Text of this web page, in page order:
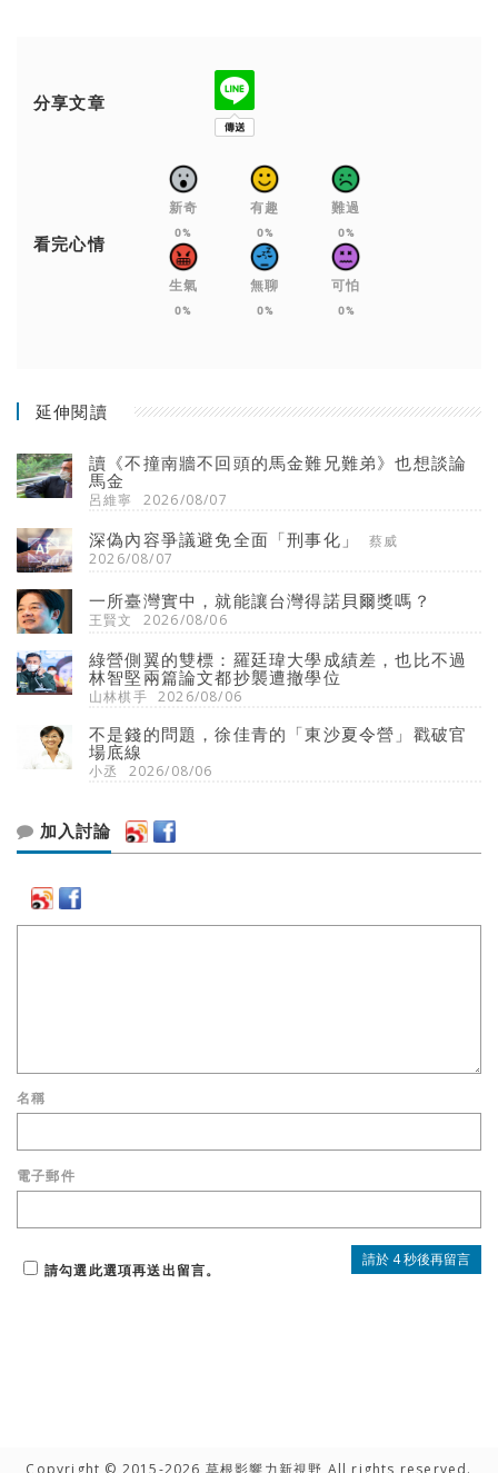
分享文章
看完心情
新奇
0%
有趣
0%
難過
0%
生氣
0%
無聊
0%
可怕
0%
延伸閱讀
讀《不撞南牆不回頭的馬金難兄難弟》也想談論
馬金
呂維寧 2026/08/07
深偽內容爭議避免全面「刑事化」
蔡威
2026/08/07
一所臺灣實中，就能讓台灣得諾貝爾獎嗎？
王賢文 2026/08/06
綠營側翼的雙標：羅廷瑋大學成績差，也比不過
林智堅兩篇論文都抄襲遭撤學位
山林棋手 2026/08/06
不是錢的問題，徐佳青的「東沙夏令營」戳破官
場底線
小丞 2026/08/06
加入討論
名稱
電子郵件
請勾選此選項再送出留言。
Copyright © 2015-2026 草根影響力新視野 All rights reserved.